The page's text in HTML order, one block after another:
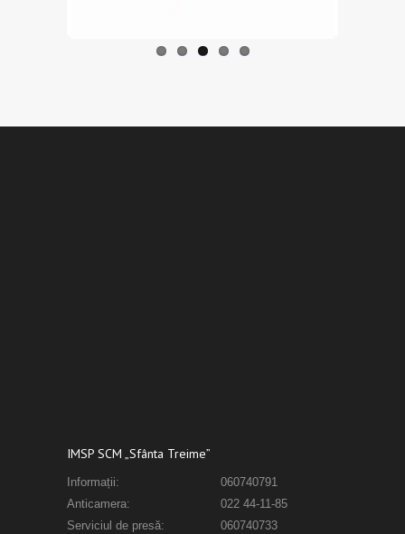
IMSP SCM „Sfânta Treime”
Informații:
060740791
Anticamera:
022 44-11-85
Serviciul de presă:
060740733